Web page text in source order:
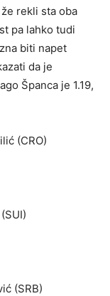
rekli sta oba
pa lahko tudi
biti napet
da je
Španca je 1.19,
(CRO)
(SRB)